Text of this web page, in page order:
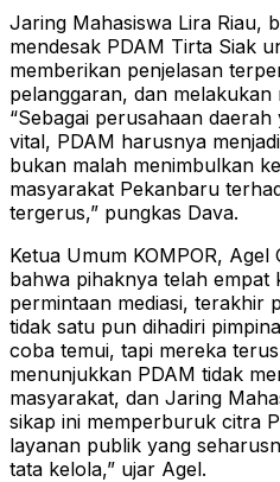
Jaring Mahasiswa Lira Riau,
mendesak PDAM Tirta Siak
memberikan penjelasan
pelanggaran, dan
“Sebagai perusahaan
vital, PDAM harusnya
bukan malah menimbulkan
masyarakat Pekanbaru
tergerus,” pungkas Dava.
Ketua Umum KOMPOR, Agel
bahwa pihaknya telah empat
permintaan mediasi, terakhir
tidak satu pun dihadiri
coba temui, tapi mereka
menunjukkan PDAM tidak
masyarakat, dan Jaring
sikap ini memperburuk citra
layanan publik yang
tata kelola,” ujar Agel.